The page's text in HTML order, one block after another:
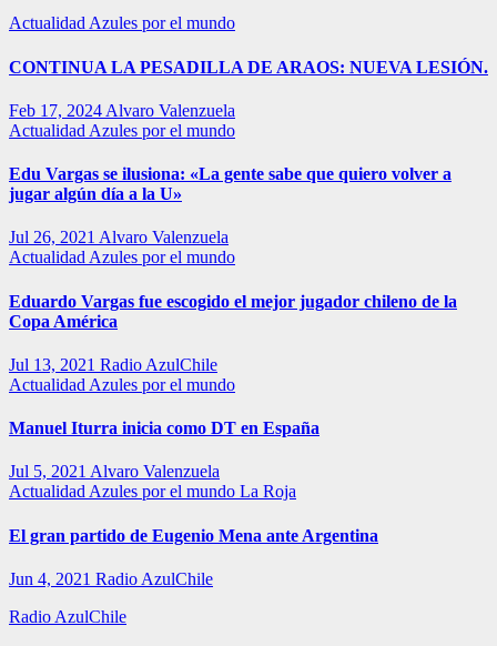
Actualidad Azules por el mundo
CONTINUA LA PESADILLA DE ARAOS: NUEVA LESIÓN.
Feb 17, 2024 Alvaro Valenzuela
Actualidad Azules por el mundo
Edu Vargas se ilusiona: «La gente sabe que quiero volver a
jugar algún día a la U»
Jul 26, 2021 Alvaro Valenzuela
Actualidad Azules por el mundo
Eduardo Vargas fue escogido el mejor jugador chileno de la
Copa América
Jul 13, 2021 Radio AzulChile
Actualidad Azules por el mundo
Manuel Iturra inicia como DT en España
Jul 5, 2021 Alvaro Valenzuela
Actualidad Azules por el mundo La Roja
El gran partido de Eugenio Mena ante Argentina
Jun 4, 2021 Radio AzulChile
Radio AzulChile